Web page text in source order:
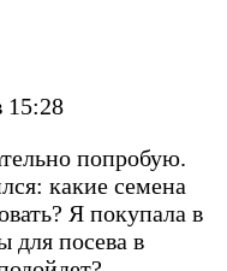
15:28
попробую.
какие семена
Я покупала в
для посева в